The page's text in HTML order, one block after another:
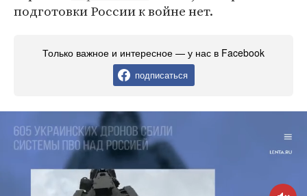
подготовки России к войне нет.
Только важное и интересное — у нас в Facebook
подписаться